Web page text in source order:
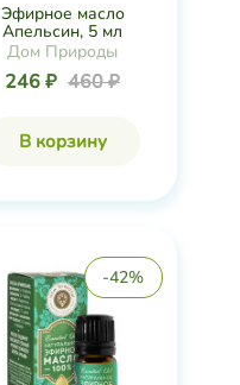
Эфирное масло
Апельсин, 5 мл
Дом Природы
246 ₽ 460 ₽
В корзину
-42%